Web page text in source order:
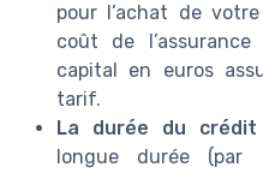
pour l’achat de
coût de
capital en euros
tarif.
La durée du crédit
longue durée (par